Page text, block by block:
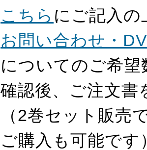
こちら にご記入
お問い合わせ・
についてのご希
確認後、ご注文書
（2巻セット販売
ご購入も可能です